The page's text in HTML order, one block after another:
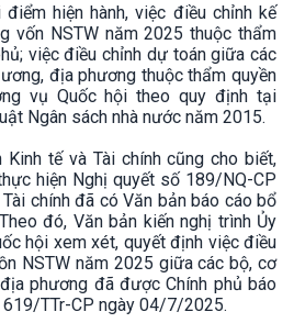
hiện hành, việc điều chỉnh kế
vốn NSTW năm 2025 thuộc thẩm
việc điều chỉnh dự toán giữa các
địa phương thuộc thẩm quyền
vụ Quốc hội theo quy định tại
Ngân sách nhà nước năm 2015.
Kinh tế và Tài chính cũng cho biết,
hiện Nghị quyết số 189/NQ-CP
chính đã có Văn bản báo cáo bổ
đó, Văn bản kiến nghị trình Ủy
hội xem xét, quyết định việc điều
NSTW năm 2025 giữa các bộ, cơ
phương đã được Chính phủ báo
TTr-CP ngày 04/7/2025.